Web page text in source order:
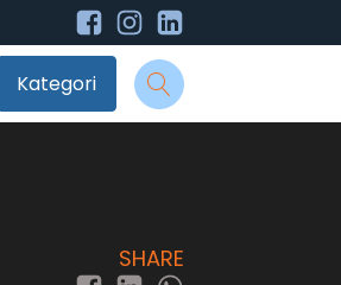
Kategori
SHARE